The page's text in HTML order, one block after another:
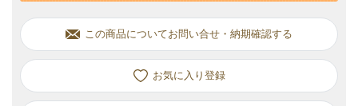
この商品についてお問い合せ・納期確認する
お気に入り